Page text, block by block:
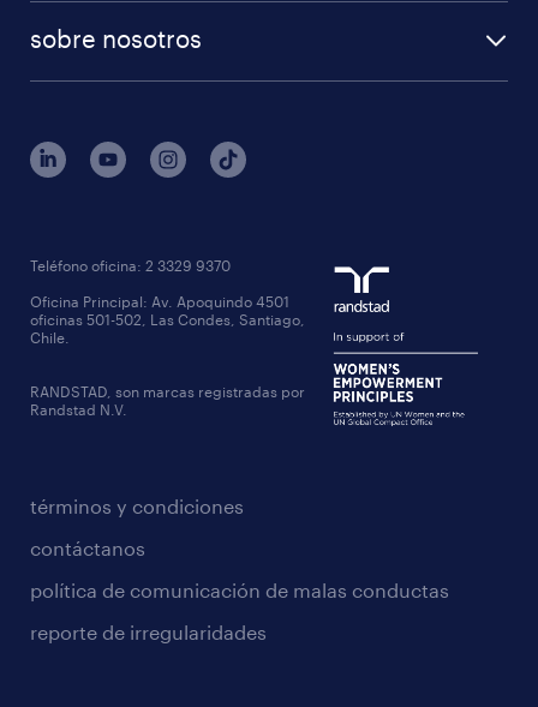
sobre nosotros
términos y condiciones
contáctanos
política de comunicación de malas conductas
reporte de irregularidades
Teléfono oficina: 2 3329 9370
Oficina Principal: Av. Apoquindo 4501
oficinas 501-502, Las Condes, Santiago,
Chile.
RANDSTAD, son marcas registradas por
Randstad N.V.